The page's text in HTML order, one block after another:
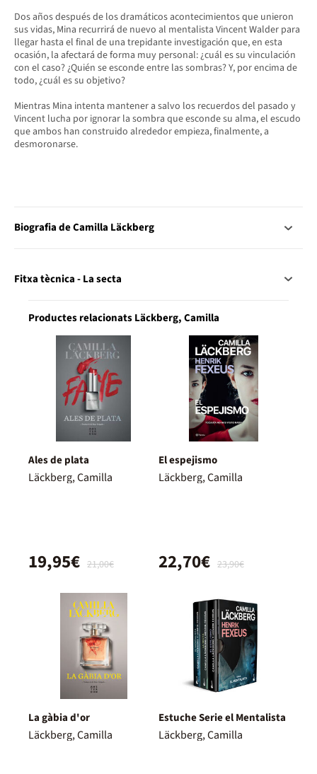
Dos años después de los dramáticos acontecimientos que unieron
sus vidas, Mina recurrirá de nuevo al mentalista Vincent Walder para
llegar hasta el final de una trepidante investigación que, en esta
ocasión, la afectará de forma muy personal: ¿cuál es su vinculación
con el caso? ¿Quién se esconde entre las sombras? Y, por encima de
todo, ¿cuál es su objetivo?
Mientras Mina intenta mantener a salvo los recuerdos del pasado y
Vincent lucha por ignorar la sombra que esconde su alma, el escudo
que ambos han construido alrededor empieza, finalmente, a
desmoronarse.
Biografia de Camilla Läckberg
Fitxa tècnica - La secta
Productes relacionats Läckberg, Camilla
Ales de plata
Läckberg, Camilla
21,00€
19,95€
El espejismo
Läckberg, Camilla
23,90€
22,70€
La gàbia d'or
Läckberg, Camilla
Estuche Serie el Mentalista
Läckberg, Camilla